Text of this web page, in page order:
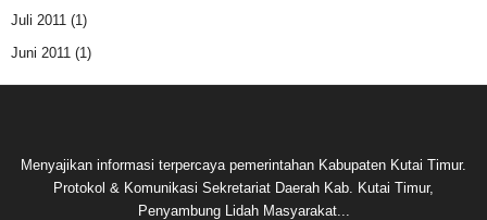
Juli 2011 (1)
Juni 2011 (1)
Menyajikan informasi terpercaya pemerintahan Kabupaten Kutai Timur.
Protokol & Komunikasi Sekretariat Daerah Kab. Kutai Timur,
Penyambung Lidah Masyarakat...